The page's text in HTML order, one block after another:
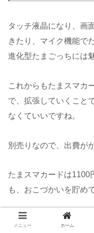
タッチ液晶になり、画
きたり、マイク機能で
進化型たまごっちには
これからもたまスマカ
で、拡張していくこと
なくていいですね。
別売りなので、出費が
たまスマカードは1100
も、おこづかいを貯め
何かのご褒美や、ちょ
メニュー ホーム